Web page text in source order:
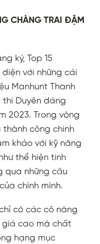
CHÀNG TRAI ĐẬM
ký, Top 15
với những cái
Manhunt Thanh
thi Duyên dáng
2023. Trong vòng
thành công chinh
khảo với kỹ năng
thể hiện tinh
qua những câu
chính mình.
có các cô nàng
giá cao mà chất
hạng mục